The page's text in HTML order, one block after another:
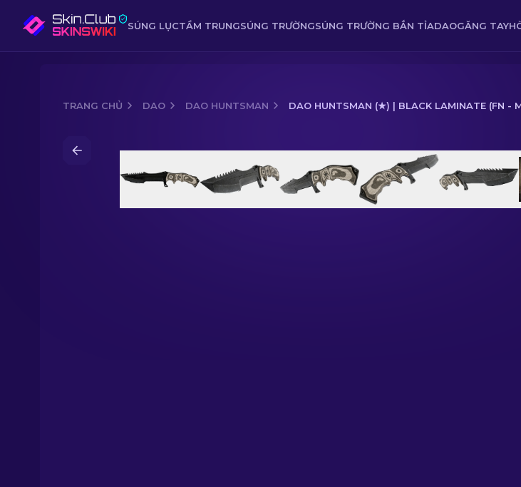
SÚNG LỤCTẦM TRUNGSÚNG TRƯỜNGSÚNG TRƯỜNG BẮN TỈADAOGĂNG TAY
TRANG CHỦ DAO DAO HUNTSMAN DAO HUNTSMAN (★) | BLACK LAMINATE (FN -
Dao Huntsman (★) | Black Laminate (FN - Mới cứng)